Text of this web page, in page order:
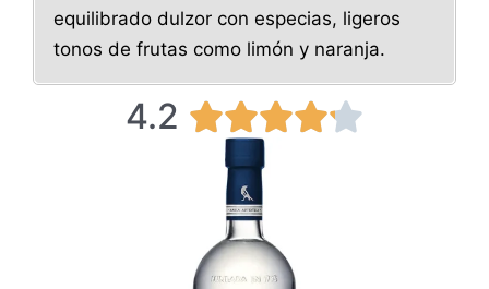
equilibrado dulzor con especias, ligeros
tonos de frutas como limón y naranja.
4.2 